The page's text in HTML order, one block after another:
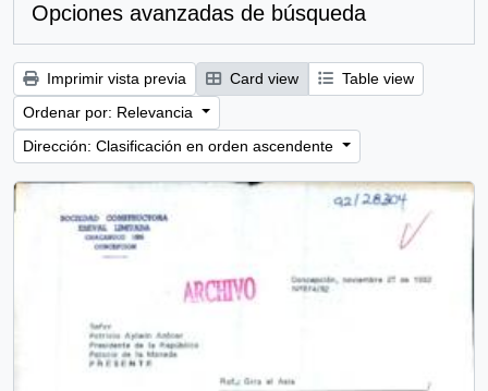
Opciones avanzadas de búsqueda
Imprimir vista previa Card view
Table view
Ordenar por: Relevancia
Dirección: Clasificación en orden ascendente